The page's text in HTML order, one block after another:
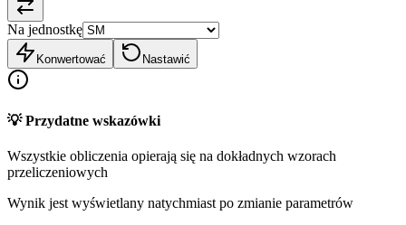
Na jednostkę
Konwertować Nastawić
💡 Przydatne wskazówki
Wszystkie obliczenia opierają się na dokładnych wzorach
przeliczeniowych
Wynik jest wyświetlany natychmiast po zmianie parametrów